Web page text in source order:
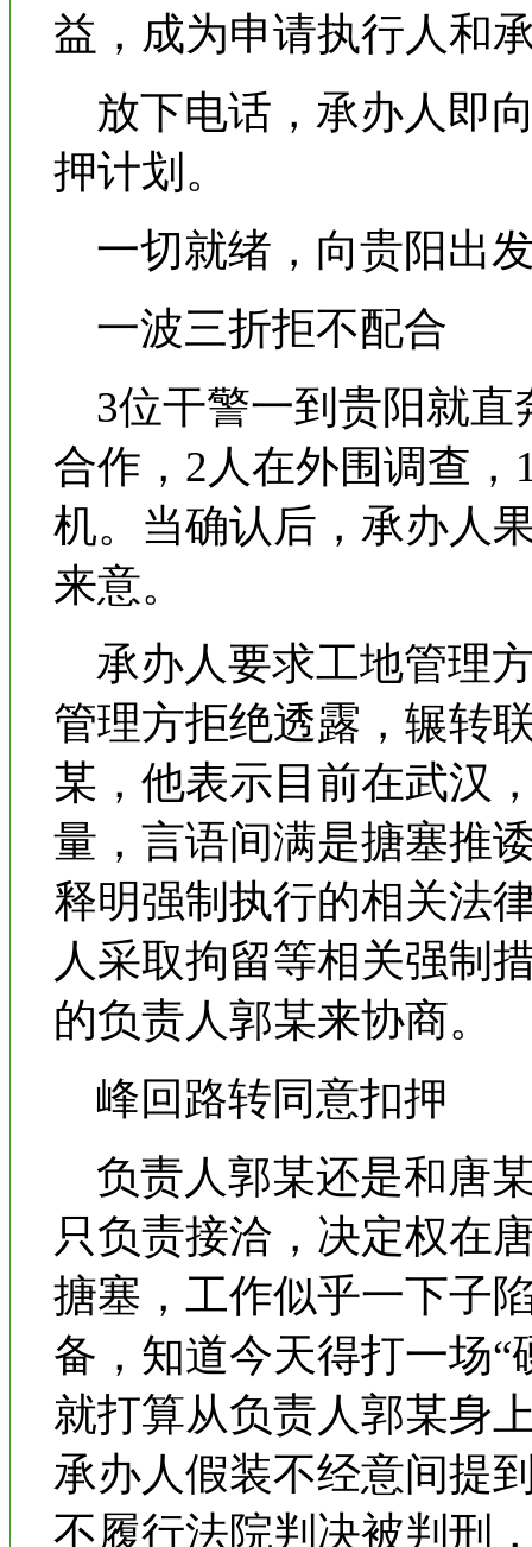
益，成为申请执行人和
放下电话，承办人即
押计划。
一切就绪，向贵阳出
一波三折拒不配合
3位干警一到贵阳就直
合作，2人在外围调查
机。当确认后，承办人
来意。
承办人要求工地管理
管理方拒绝透露，辗转
某，他表示目前在武汉
量，言语间满是搪塞推
释明强制执行的相关法
人采取拘留等相关强制
的负责人郭某来协商。
峰回路转同意扣押
负责人郭某还是和唐
只负责接洽，决定权在
搪塞，工作似乎一下子
备，知道今天得打一场
就打算从负责人郭某身
承办人假装不经意间提
不履行法院判决被判刑